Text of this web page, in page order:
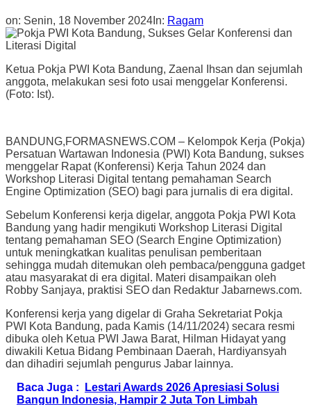
on: Senin, 18 November 2024 In: Ragam
Ketua Pokja PWI Kota Bandung, Zaenal Ihsan dan sejumlah
anggota, melakukan sesi foto usai menggelar Konferensi.
(Foto: Ist).
BANDUNG,FORMASNEWS.COM – Kelompok Kerja (Pokja)
Persatuan Wartawan Indonesia (PWI) Kota Bandung, sukses
menggelar Rapat (Konferensi) Kerja Tahun 2024 dan
Workshop Literasi Digital tentang pemahaman Search
Engine Optimization (SEO) bagi para jurnalis di era digital.
Sebelum Konferensi kerja digelar, anggota Pokja PWI Kota
Bandung yang hadir mengikuti Workshop Literasi Digital
tentang pemahaman SEO (Search Engine Optimization)
untuk meningkatkan kualitas penulisan pemberitaan
sehingga mudah ditemukan oleh pembaca/pengguna gadget
atau masyarakat di era digital. Materi disampaikan oleh
Robby Sanjaya, praktisi SEO dan Redaktur Jabarnews.com.
Konferensi kerja yang digelar di Graha Sekretariat Pokja
PWI Kota Bandung, pada Kamis (14/11/2024) secara resmi
dibuka oleh Ketua PWI Jawa Barat, Hilman Hidayat yang
diwakili Ketua Bidang Pembinaan Daerah, Hardiyansyah
dan dihadiri sejumlah pengurus Jabar lainnya.
Baca Juga :
Lestari Awards 2026 Apresiasi Solusi
Bangun Indonesia, Hampir 2 Juta Ton Limbah